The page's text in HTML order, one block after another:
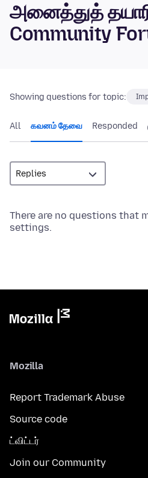
அனைத்துத்
Community
Showing questions for topic:
All கவனம் தேவை Responded
There are no questions that
settings.
Mozilla
Report Trademark Abuse
Source code
ட்விட்டர்
Join our Community